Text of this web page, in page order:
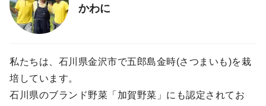
かわに
私たちは、石川県金沢市で五郎島金時(さつまいも)を栽
培しています。
石川県のブランド野菜「加賀野菜」にも認定されてお